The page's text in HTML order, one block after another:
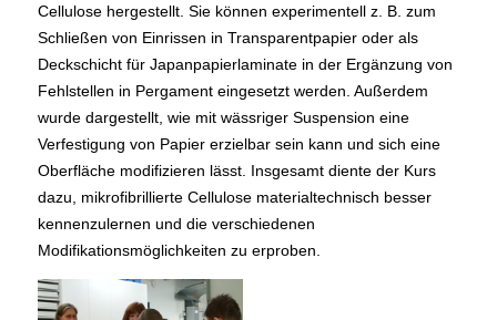
Cellulose hergestellt. Sie können experimentell z. B. zum
Schließen von Einrissen in Transparentpapier oder als
Deckschicht für Japanpapierlaminate in der Ergänzung von
Fehlstellen in Pergament eingesetzt werden. Außerdem
wurde dargestellt, wie mit wässriger Suspension eine
Verfestigung von Papier erzielbar sein kann und sich eine
Oberfläche modifizieren lässt. Insgesamt diente der Kurs
dazu, mikrofibrillierte Cellulose materialtechnisch besser
kennenzulernen und die verschiedenen
Modifikationsmöglichkeiten zu erproben.